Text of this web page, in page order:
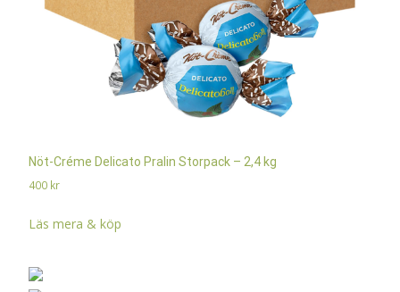
Nöt-Créme Delicato Pralin Storpack – 2,4 kg
400 kr
Läs mera & köp